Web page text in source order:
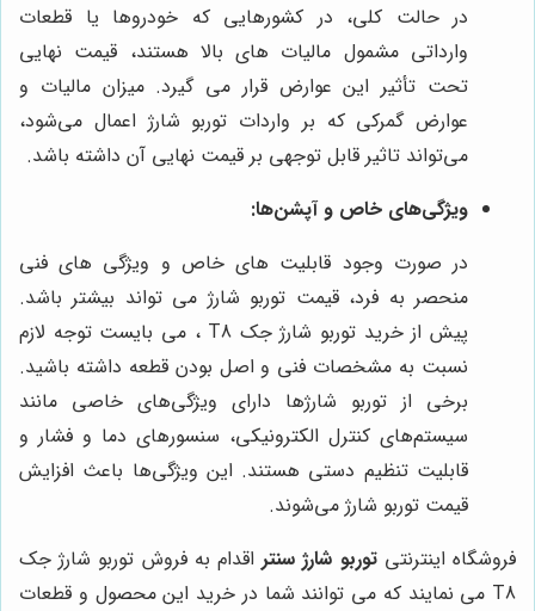
در حالت کلی، در کشورهایی که خودروها یا قطعات
وارداتی مشمول مالیات های بالا هستند، قیمت نهایی
تحت تأثیر این عوارض قرار می گیرد. میزان مالیات و
عوارض گمرکی که بر واردات توربو شارژ اعمال می‌شود،
می‌تواند تاثیر قابل توجهی بر قیمت نهایی آن داشته باشد.
ویژگی‌های خاص و آپشن‌ها:
در صورت وجود قابلیت های خاص و ویژگی های فنی
منحصر به فرد، قیمت توربو شارژ می تواند بیشتر باشد.
پیش از خرید توربو شارژ جک T8 ، می بایست توجه لازم
نسبت به مشخصات فنی و اصل بودن قطعه داشته باشید.
برخی از توربو شارژها دارای ویژگی‌های خاصی مانند
سیستم‌های کنترل الکترونیکی، سنسورهای دما و فشار و
قابلیت تنظیم دستی هستند. این ویژگی‌ها باعث افزایش
قیمت توربو شارژ می‌شوند.
فروشگاه اینترنتیتوربو شارژ سنتر اقدام به فروش توربو شارژ جک
T8 می نمایند که می توانند شما در خرید این محصول و قطعات